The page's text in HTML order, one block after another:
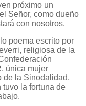
próximo un
Señor, como dueño
con nosotros.
poema escrito por
religiosa de la
única mujer
de la Sinodalidad,
la fortuna de